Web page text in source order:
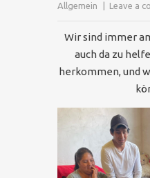
Allgemein
Leave a
Wir sind immer
auch da zu
herkommen, und